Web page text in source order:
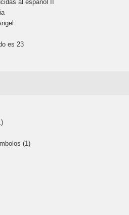
al español II
es 23
(1)